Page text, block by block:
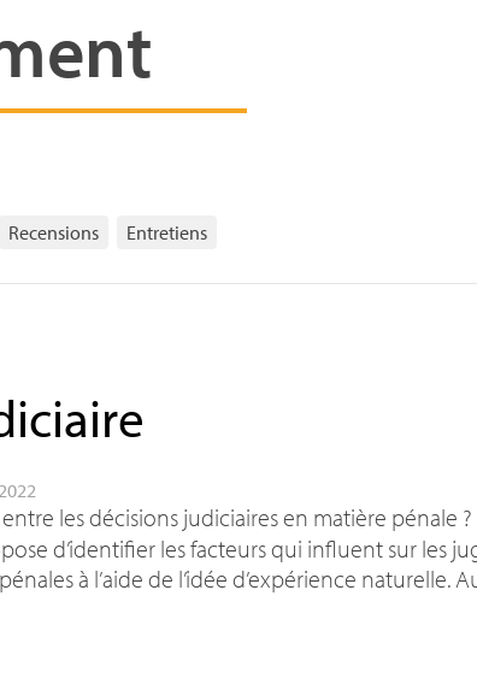
Recensions Entretiens
les décisions judiciaires en matière pénale ?
d’identifier les facteurs qui influent sur les
à l’aide de l’idée d’expérience naturelle.